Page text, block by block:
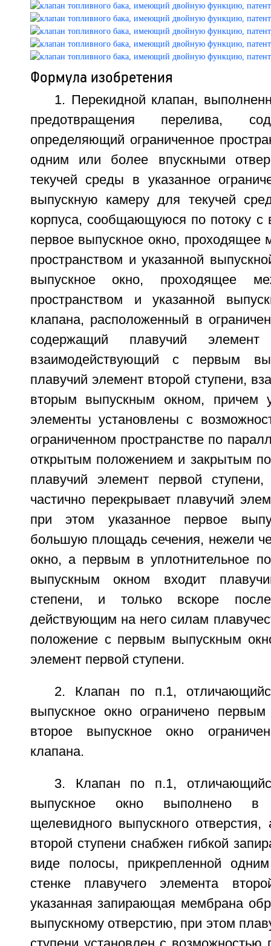
Формула изобретения
1. Перекидной клапан,
предотвращения перелива,
определяющий ограниченное
одним или более впускными
текучей среды в указанное
выпускную камеру для текучей
корпуса, сообщающуюся по потоку с
первое выпускное окно, проходящее
пространством и указанной
выпускное окно, проходящее
пространством и указанной
клапана, расположенный в
содержащий плавучий
взаимодействующий с первым
плавучий элемент второй ступени,
вторым выпускным окном, причем
элементы установлены с
ограниченном пространстве по
открытым положением и закрытым
плавучий элемент первой
частично перекрывает плавучий
при этом указанное первое
большую площадь сечения, нежели
окно, а первым в уплотнительное
выпускным окном входит
степени, и только вскоре
действующим на него силам
положение с первым выпускным
элемент первой ступени.
2. Клапан по п.1,
выпускное окно ограничено
второе выпускное окно
клапана.
3. Клапан по п.1,
выпускное окно выполнено в
щелевидного выпускного
второй ступени снабжен гибкой
виде полосы, прикрепленной
стенке плавучего элемента
указанная запирающая мембрана
выпускному отверстию, при этом